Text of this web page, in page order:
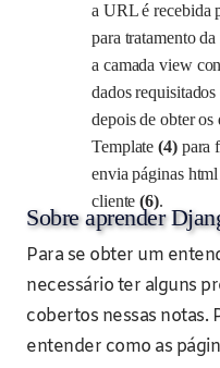
a URL é recebida
para tratamento
a camada view
dados requisitados
depois de obter os
Template(4)para
envia páginas
cliente(6).
Sobre aprender
Para se obter um
necessário ter alguns
cobertos nessas notas.
entender como as